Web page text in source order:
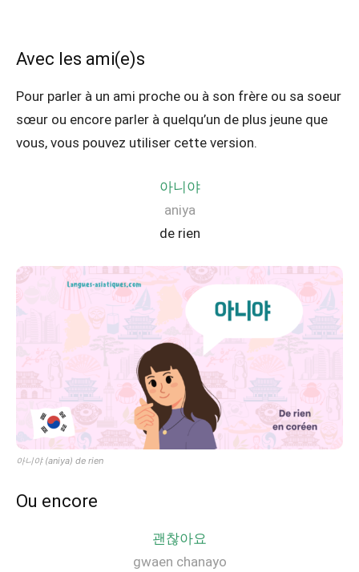
Avec les ami(e)s
Pour parler à un ami proche ou à son frère ou sa soeur
sœur ou encore parler à quelqu’un de plus jeune que
vous, vous pouvez utiliser cette version.
아니야
aniya
de rien
아니야 (aniya) de rien
Ou encore
괜찮아요
gwaen chanayo